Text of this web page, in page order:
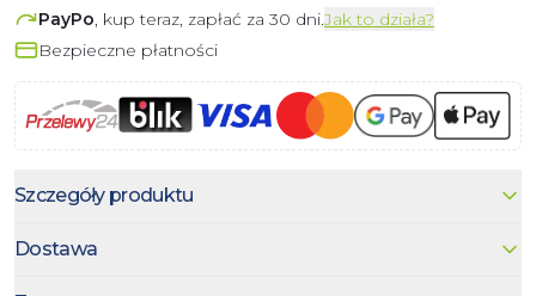
PayPo, kup teraz, zapłać za 30 dni.Jak to działa?
Bezpieczne płatności
Szczegóły produktu
Dostawa